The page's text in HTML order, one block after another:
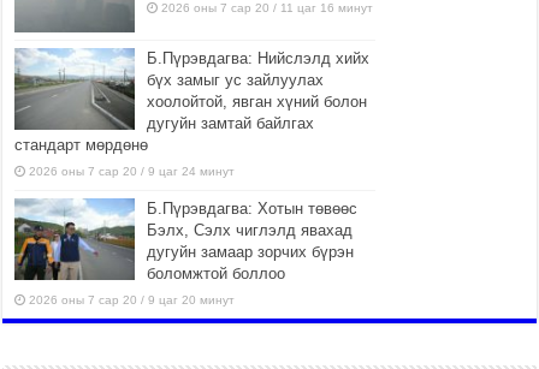
2026 оны 7 сар 20 / 11 цаг 16 минут
Б.Пүрэвдагва: Нийслэлд хийх
бүх замыг ус зайлуулах
хоолойтой, явган хүний болон
дугуйн замтай байлгах
стандарт мөрдөнө
2026 оны 7 сар 20 / 9 цаг 24 минут
Б.Пүрэвдагва: Хотын төвөөс
Бэлх, Сэлх чиглэлд явахад
дугуйн замаар зорчих бүрэн
боломжтой боллоо
2026 оны 7 сар 20 / 9 цаг 20 минут